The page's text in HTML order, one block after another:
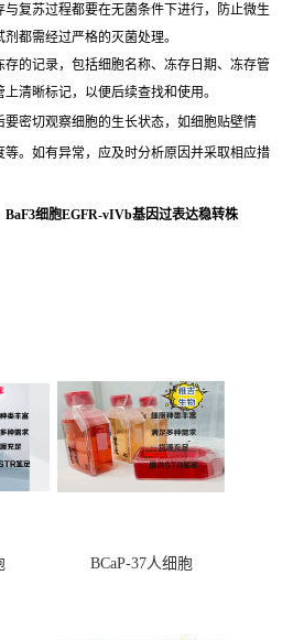
复苏过程都要在无菌条件下进行，防止微生
都需经过严格的灭菌处理。
的记录，包括细胞名称、冻存日期、冻存管
清晰标记，以便后续查找和使用。
密切观察细胞的生长状态，如细胞贴壁情
。如有异常，应及时分析原因并采取相应措
BaF3细胞EGFR-vIVb基因过表达稳转株
BCaP-37人细胞